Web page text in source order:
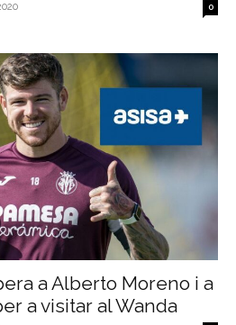
0
a Alberto Moreno i a
a visitar al Wanda